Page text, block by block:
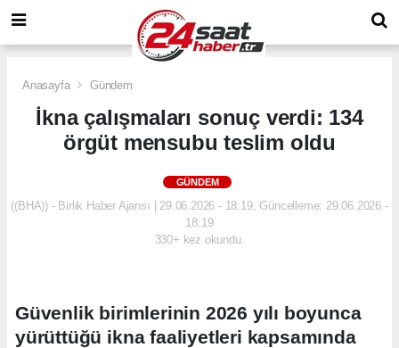
Anasayfa Gündem
İkna çalışmaları sonuç verdi: 134
örgüt mensubu teslim oldu
GÜNDEM
((BHA)) - Birlik Haber Ajansı | 29.06.2026 - 18:19, Güncelleme: 29.06.2026 -
18:19
330+ kez okundu.
Güvenlik birimlerinin 2026 yılı boyunca
yürüttüğü ikna faaliyetleri kapsamında